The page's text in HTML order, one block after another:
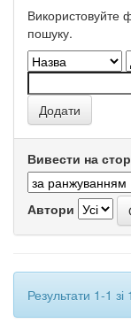
Використовуйте
пошуку.
Вивести на
Автори
Результати 1-1